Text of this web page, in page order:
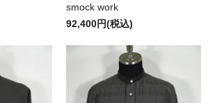
smock work
92,400円(税込)